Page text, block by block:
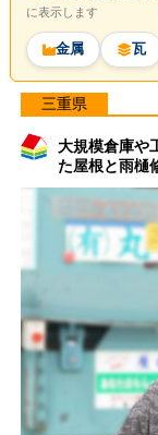
に表示します
金属 瓦
三重県
大規模倉庫や
た屋根と雨樋